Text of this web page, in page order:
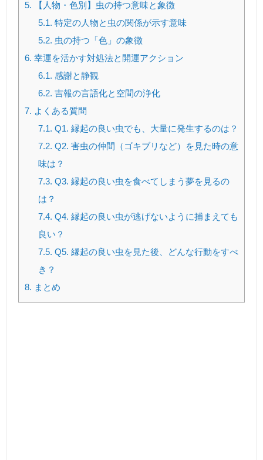
5. 【人物・色別】虫の持つ意味と象徴
5.1. 特定の人物と虫の関係が示す意味
5.2. 虫の持つ「色」の象徴
6. 幸運を活かす対処法と開運アクション
6.1. 感謝と静観
6.2. 吉報の言語化と空間の浄化
7. よくある質問
7.1. Q1. 縁起の良い虫でも、大量に発生するのは？
7.2. Q2. 害虫の仲間（ゴキブリなど）を見た時の意
味は？
7.3. Q3. 縁起の良い虫を食べてしまう夢を見るの
は？
7.4. Q4. 縁起の良い虫が逃げないように捕まえても
良い？
7.5. Q5. 縁起の良い虫を見た後、どんな行動をすべ
き？
8. まとめ